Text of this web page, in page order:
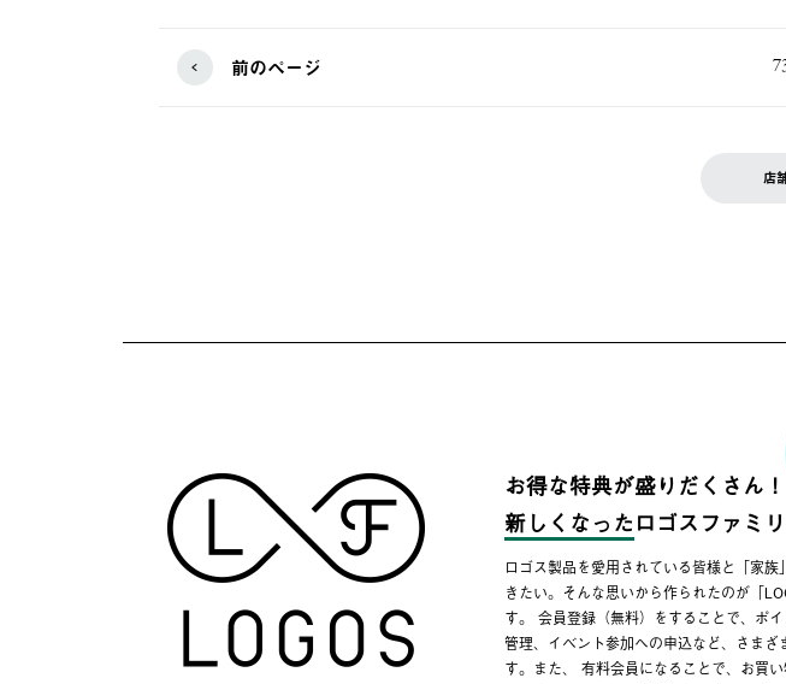
前のページ
店
お得な特典が盛りだくさん！
新しくなったロゴスファミリ
ロゴス製品を愛用されている皆様と「家族
きたい。そんな思いから作られたのが「
す。 会員登録（無料）をすることで、ポ
管理、イベント参加への申込など、さまざ
す。また、 有料会員になることで、お買